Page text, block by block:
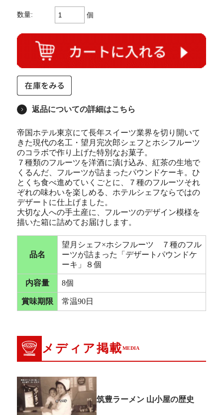
数量: 個
返品についての詳細はこちら
帝国ホテル東京にて長年スイーツ業界を切り開いて
きた現代の名工・望月完次郎シェフとホシフルーツ
のコラボで作り上げた特別なお菓子。
７種類のフルーツを洋酒に漬け込み、紅茶の生地で
くるんだ、フルーツが詰まったパウンドケーキ。ひ
とくち食べ進めていくごとに、７種のフルーツそれ
ぞれの味わいを楽しめる、ホテルシェフならではの
デザートに仕上げました。
大切な人への手土産に、フルーツのデザイン模様を
描いた箱に詰めてお届けします。
品名
望月シェフ×ホシフルーツ ７種のフル
ーツが詰まった「デザートパウンドケ
ーキ」８個
内容量 8個
賞味期限 常温90日
メディア掲載MEDIA
筑豊ラーメン 山小屋の歴史